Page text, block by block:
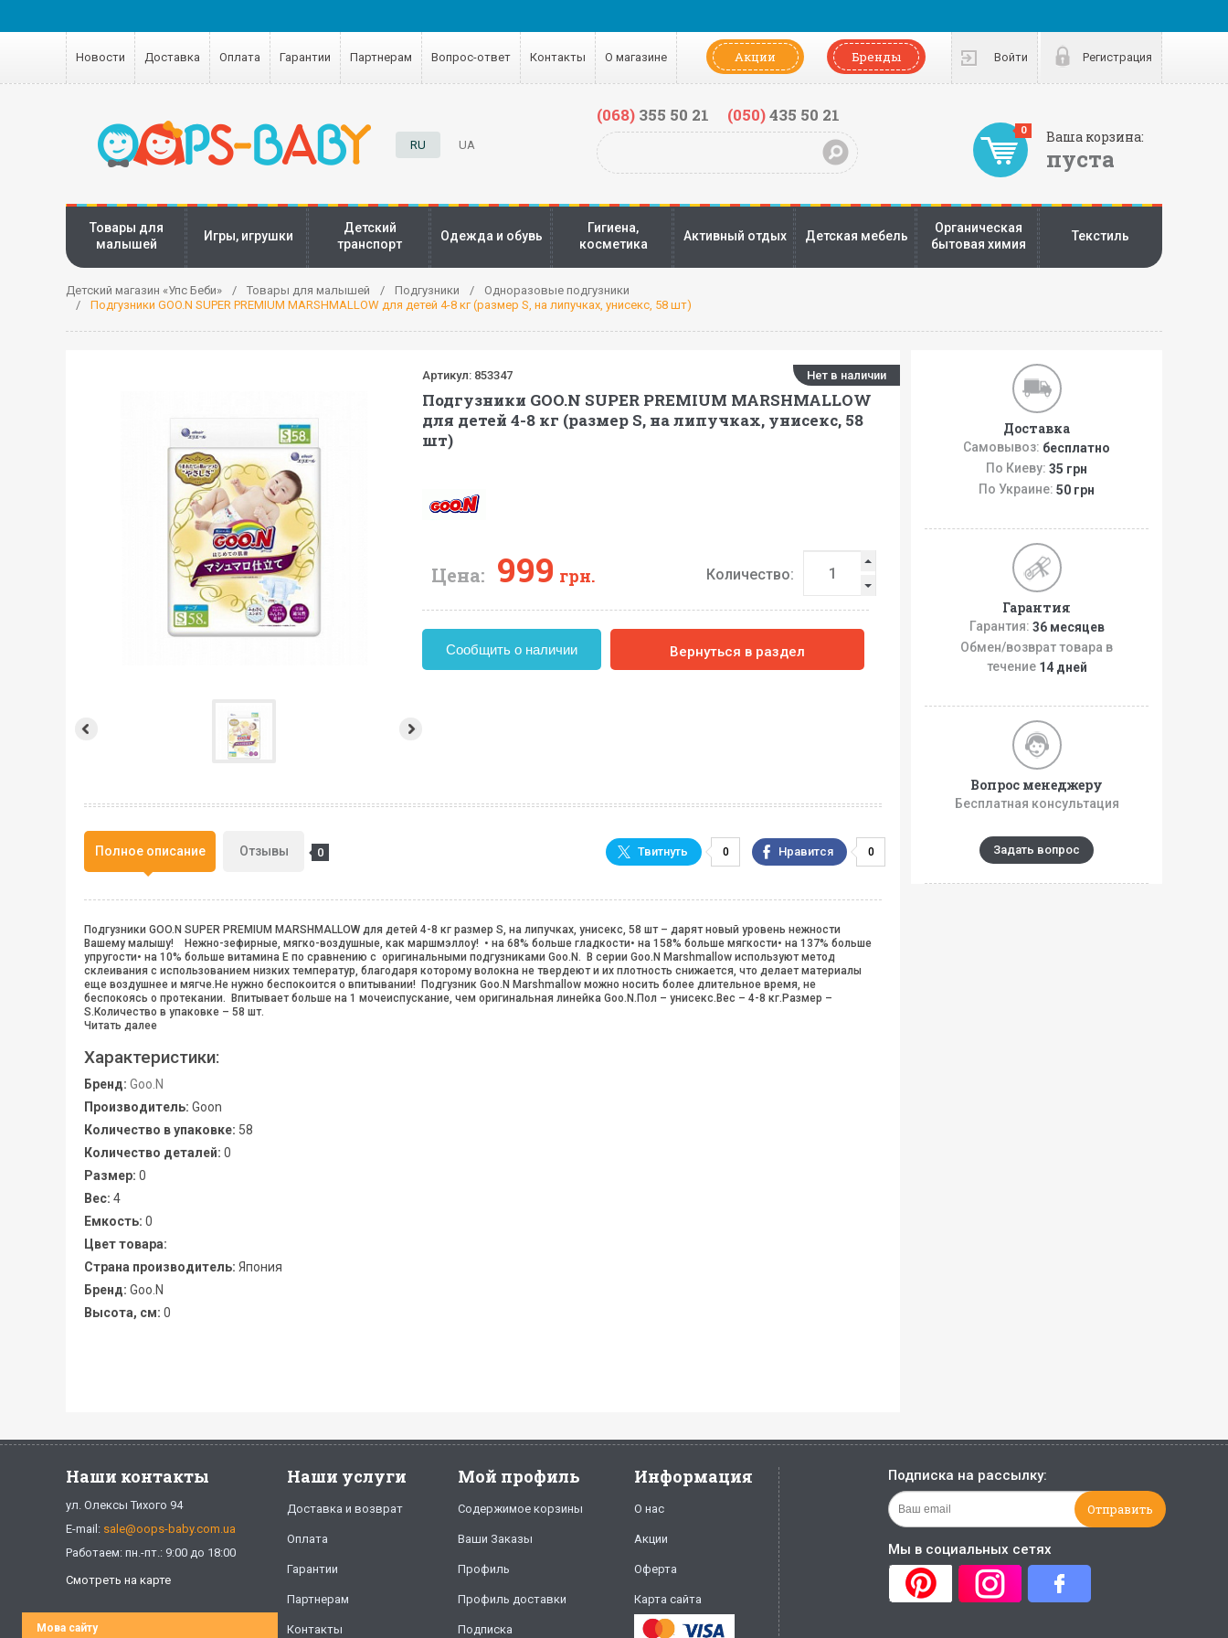
Войти Регистрация
Новости Доставка Оплата Гарантии Партнерам Вопрос-ответ Контакты О магазине Акции Бренды
Ваша корзина:
пуста
0
RU UA
(068)355 50 21 (050)435 50 21
Товары для
малышей
Игры, игрушки
Детский
транспорт
Одежда и обувь
Гигиена,
косметика
Активный отдых Детская мебель
Органическая
бытовая химия
Текстиль
Детский магазин «Упс Беби» Товары для малышей Подгузники
Одноразовые подгузники
Подгузники GOO.N SUPER PREMIUM MARSHMALLOW для детей 4-8 кг (размер S, на липучках, унисекс, 58 шт)
Артикул: 853347 Нет в наличии
Подгузники GOO.N SUPER PREMIUM MARSHMALLOW
для детей 4-8 кг (размер S, на липучках, унисекс, 58
шт)
Цена: 999 грн. Количество:
Сообщить о наличии Вернуться в раздел
Полное описание Отзывы 0 0 0
Подгузники GOO.N SUPER PREMIUM MARSHMALLOW для детей 4-8 кг размер S, на липучках, унисекс, 58 шт – дарят новый уровень нежности
Вашему малышу! Нежно-зефирные, мягко-воздушные, как маршмэллоу! • на 68% больше гладкости• на 158% больше мягкости• на 137% больше
упругости• на 10% больше витамина Е по сравнению с оригинальными подгузниками Goo.N. В серии Goo.N Marshmallow используют метод
склеивания с использованием низких температур, благодаря которому волокна не твердеют и их плотность снижается, что делает материалы
еще воздушнее и мягче.Не нужно беспокоится о впитывании! Подгузник Goo.N Marshmallow можно носить более длительное время, не
беспокоясь о протекании. Впитывает больше на 1 мочеиспускание, чем оригинальная линейка Goo.N.Пол – унисекс.Вес – 4-8 кг.Размер –
S.Количество в упаковке – 58 шт.
Читать далее
Характеристики:
Бренд: Goo.N
Производитель: Goon
Количество в упаковке: 58
Количество деталей: 0
Размер: 0
Вес: 4
Емкость: 0
Цвет товара:
Страна производитель: Япония
Бренд: Goo.N
Высота, см: 0
Доставка
Самовывоз: бесплатно
По Киеву: 35 грн
По Украине: 50 грн
Гарантия
Гарантия: 36 месяцев
Обмен/возврат товара в
течение 14 дней
Вопрос менеджеру
Бесплатная консультация
Задать вопрос
Наши контакты
ул. Олексы Тихого 94
E-mail: sale@oops-baby.com.ua
Работаем: пн.-пт.: 9:00 до 18:00
Смотреть на карте
Наши услуги
Доставка и возврат
Оплата
Гарантии
Партнерам
Контакты
Мой профиль
Содержимое корзины
Ваши Заказы
Профиль
Профиль доставки
Подписка
Информация
О нас
Акции
Оферта
Карта сайта
Подписка на рассылку:
Мы в социальных сетях
Мова сайту